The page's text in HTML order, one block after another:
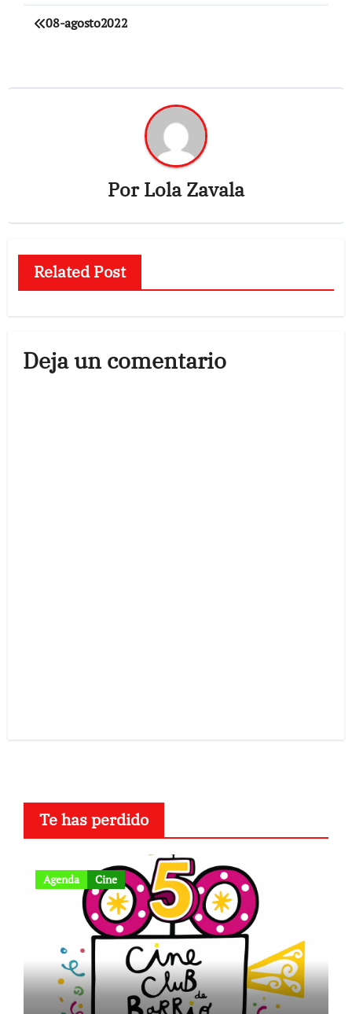
Navegación
entradas
08-agosto2022
PorLola Zavala
Related Post
Deja un comentario
Te has perdido
Agenda Cine